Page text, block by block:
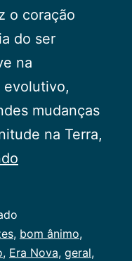
o coração
do ser
na
evolutivo,
mudanças
na Terra,
, bom ânimo,
, Era Nova, geral,